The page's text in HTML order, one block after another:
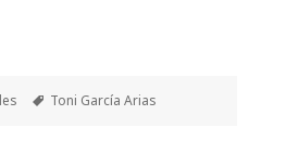
Etiquetas
Toni García Arias